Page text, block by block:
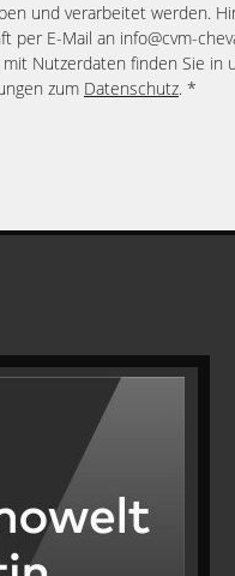
und verarbeitet werden.
per E-Mail an info@cvm-
mit Nutzerdaten finden Sie in
zum Datenschutz. *